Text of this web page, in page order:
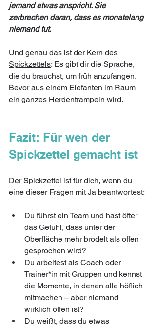
jemand etwas anspricht. Sie
zerbrechen daran, dass es monatelang
niemand tut.
Und genau das ist der Kern des
Spickzettels: Es gibt dir die Sprache,
die du brauchst, um früh anzufangen.
Bevor aus einem Elefanten im Raum
ein ganzes Herdentrampeln wird.
Fazit: Für wen der
Spickzettel gemacht ist
Der Spickzettel ist für dich, wenn du
eine dieser Fragen mit Ja beantwortest:
Du führst ein Team und hast öfter
das Gefühl, dass unter der
Oberfläche mehr brodelt als offen
gesprochen wird?
Du arbeitest als Coach oder
Trainer*in mit Gruppen und kennst
die Momente, in denen alle höflich
mitmachen – aber niemand
wirklich offen ist?
Du weißt, dass du etwas